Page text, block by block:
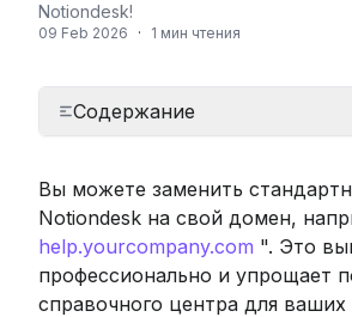
Notiondesk!
09 Feb 2026 · 1 мин чтения
Содержание
Вы можете заменить
Notiondesk на свой домен,
help.yourcompany.com ". Это
профессионально и упрощает
справочного центра для ваших